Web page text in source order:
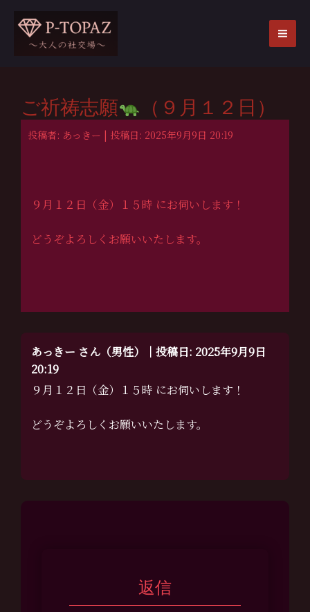
ご祈祷志願 （９月１２日）
投稿者: あっきー | 投稿日: 2025年9月9日 20:19
９月１２日（金）１５時 にお伺いします！
どうぞよろしくお願いいたします。
あっきー さん（男性）｜投稿日: 2025年9月9日
20:19
９月１２日（金）１５時 にお伺いします！
どうぞよろしくお願いいたします。
返信